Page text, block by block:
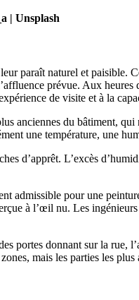
| Unsplash
paraît naturel et paisible.
prévue. Aux
de visite et à la
anciennes du bâtiment,
une température, une
d’apprêt. L’excès
admissible pour une
à l’œil nu. Les
portes donnant sur la rue,
mais les parties les